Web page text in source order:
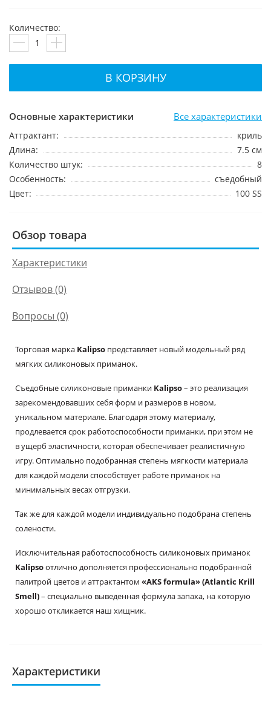
Основные характеристики Все характеристики
Аттрактант:
криль
Длина:
7.5 см
Количество штук:
8
Особенность:
съедобный
Цвет:
100 SS
Количество:
В КОРЗИНУ
Обзор товара
Характеристики
Отзывов (0)
Вопросы (0)
Торговая марка Kalipso представляет новый модельный ряд
мягких силиконовых приманок.
Съедобные силиконовые приманки Kalipso– это реализация
зарекомендовавших себя форм и размеров в новом,
уникальном материале. Благодаря этому материалу,
продлевается срок работоспособности приманки, при этом не
в ущерб эластичности, которая обеспечивает реалистичную
игру. Оптимально подобранная степень мягкости материала
для каждой модели способствует работе приманок на
минимальных весах отгрузки.
Так же для каждой модели индивидуально подобрана степень
солености.
Исключительная работоспособность силиконовых приманок
Kalipsoотлично дополняется профессионально подобранной
палитрой цветов и аттрактантом «АKS formula» (Atlantic Krill
Smell)– специально выведенная формула запаха, на которую
хорошо откликается наш хищник.
Характеристики